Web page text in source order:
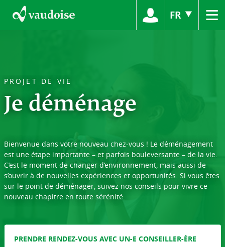
FR ≡
PROJET DE VIE
Je déménage
Bienvenue dans votre nouveau chez-vous ! Le déménagement
est une étape importante – et parfois bouleversante – de la vie.
C’est le moment de changer d’environnement, mais aussi de
s’ouvrir à de nouvelles expériences et opportunités. Si vous êtes
sur le point de déménager, suivez nos conseils pour vivre ce
nouveau chapitre en toute sérénité.
PRENDRE RENDEZ-VOUS AVEC UN-E CONSEILLER-ÈRE